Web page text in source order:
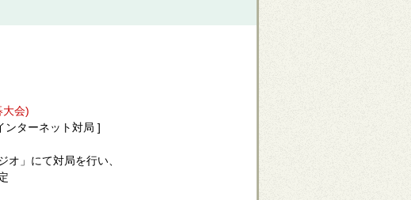
会)
ターネット対局 ]
にて対局を行い、